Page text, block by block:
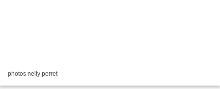
photos nelly perret